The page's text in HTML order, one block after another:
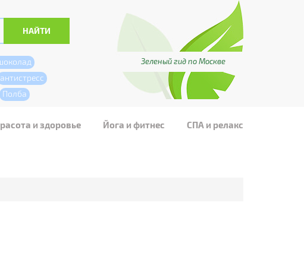
антистресс
Полба
Зеленый гид по Москве
и здоровье Йога и фитнес СПА и релакс